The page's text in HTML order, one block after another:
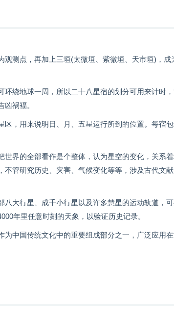
测点，再加上三垣(太微垣、紫微垣、天市垣)，成
绕地球一周，所以二十八星宿的划分可用来计时
祸褔。
，用来说明日、月、五星运行所到的位置。每宿
界的全部看作是个整体，认为星空的变化，关系
管研究历史、灾害、气候变化等等，涉及古代文
大行星、成千小行星以及许多慧星的运动轨道，
年里任意时刻的天象，以验证历史记录。
中国传统文化中的重要组成部分之一，广泛应用